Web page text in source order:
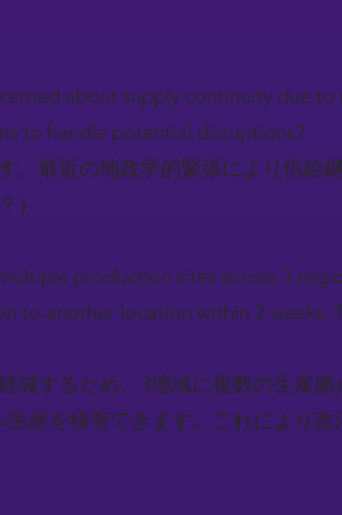
about supply continuity due
to handle potential disruptions?
。最近の地政学的緊張により供給
）
production sites across 3
to another location within 2 weeks.
減するため、3地域に複数の生産
産を移管できます。これにより